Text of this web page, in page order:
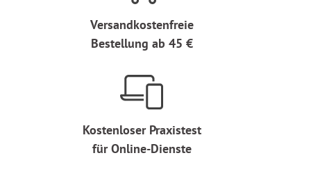
Versandkostenfreie
Bestellung ab 45 €
Kostenloser Praxistest
für Online-Dienste